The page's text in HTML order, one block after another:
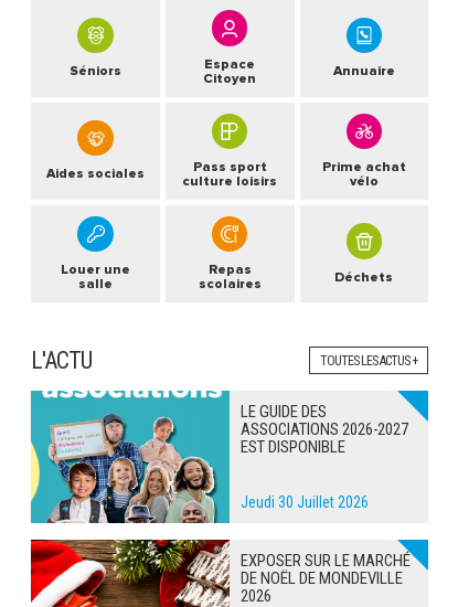
Séniors
Espace
Citoyen
Annuaire
Aides sociales
Pass sport
culture loisirs
Prime achat
vélo
Louer une
salle
Repas
scolaires
Déchets
L'ACTU TOUTES LES ACTUS +
LE GUIDE DES
ASSOCIATIONS 2026-2027
EST DISPONIBLE
Jeudi 30 Juillet 2026
EXPOSER SUR LE MARCHÉ
DE NOËL DE MONDEVILLE
2026